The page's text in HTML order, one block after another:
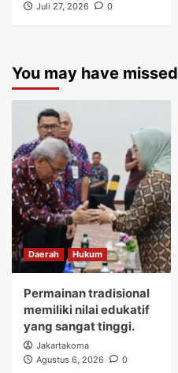
Juli 27, 2026
0
You may have missed
Daerah Hukum
Permainan tradisional
memiliki nilai edukatif
yang sangat tinggi.
Jakartakoma
Agustus 6, 2026
0